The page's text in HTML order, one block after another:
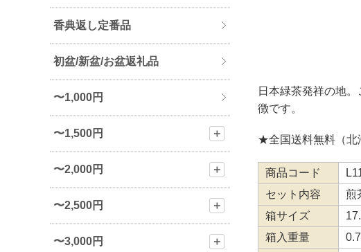
日本緑茶発祥の地
徴です。
★全国送料無料（北
商品コード
セット内容
煎
箱サイズ
箱入重量
香典返し定番品
初盆/新盆/お盆返礼品
〜1,000円
〜1,500円 ＋
〜2,000円 ＋
〜2,500円 ＋
〜3,000円 ＋